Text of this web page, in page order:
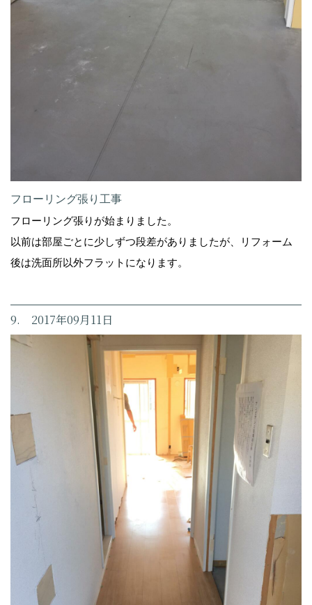
フローリング張り工事
フローリング張りが始まりました。
以前は部屋ごとに少しずつ段差がありましたが、リフォーム
後は洗面所以外フラットになります。
9. 2017年09月11日